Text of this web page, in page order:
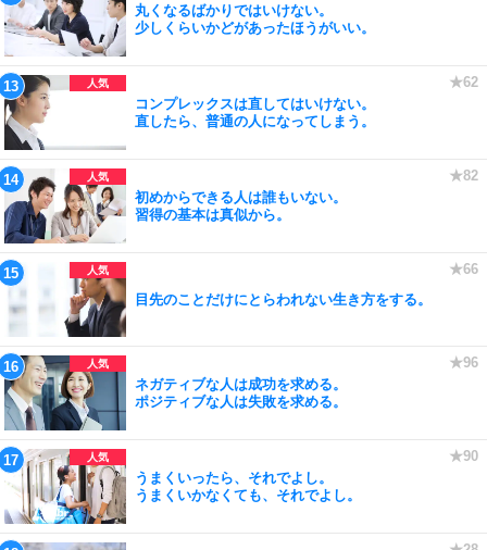
丸くなるばかりではいけない。
少しくらいかどがあったほうがいい。
コンプレックスは直してはいけない。
直したら、普通の人になってしまう。
初めからできる人は誰もいない。
習得の基本は真似から。
目先のことだけにとらわれない生き方をする。
ネガティブな人は成功を求める。
ポジティブな人は失敗を求める。
うまくいったら、それでよし。
うまくいかなくても、それでよし。